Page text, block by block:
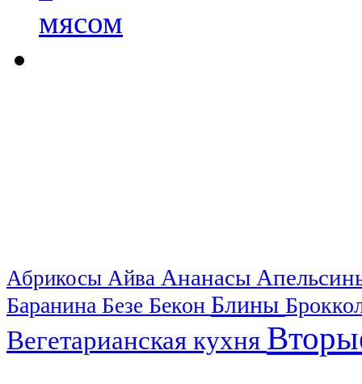
Абрикосы Айва Ананасы
Баранина Безе Бекон Блины
Вегетарианская кухня